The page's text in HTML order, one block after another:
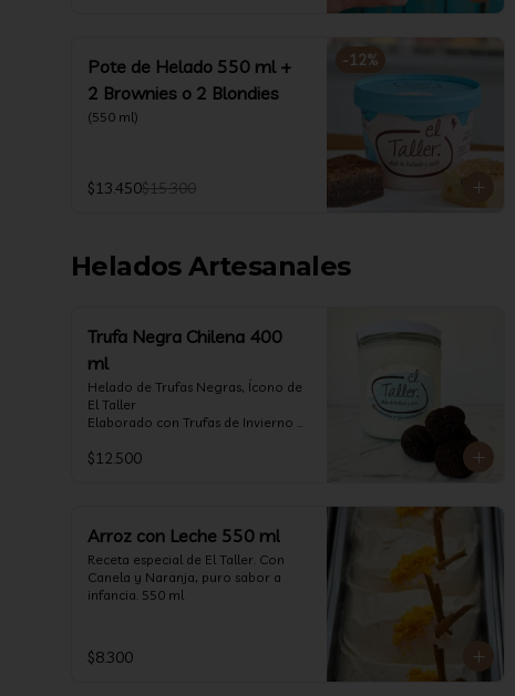
-12%
Pote de Helado 550 ml +
2 Brownies o 2 Blondies
(550 ml)
$13.450$15.300
Helados Artesanales
Trufa Negra Chilena 400
ml
Helado de Trufas Negras, Ícono de
El Taller
Elaborado con Trufas de Invierno
de los reconocidos Truferos Grau ,
Formato 400 ml
La temporada de trufas es muy
corta y esta Edición es muy
Limitada, aproveche ya de vivir
Ya disponible en
www.eltallerchile.cl
$12.500
Arroz con Leche 550 ml
Receta especial de El Taller. Con
Canela y Naranja, puro sabor a
infancia. 550 ml
$8.300